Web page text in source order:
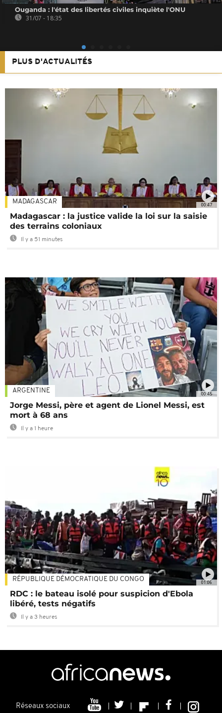
Ouganda : l'état des libertés civiles inquiète l'ONU
31/07 - 18:35
PLUS D'ACTUALITÉS
00:47
MADAGASCAR
Madagascar : la justice valide la loi sur la saisie
des terrains coloniaux
Il y a 51 minutes
00:45
ARGENTINE
Jorge Messi, père et agent de Lionel Messi, est
mort à 68 ans
Il y a 1 heure
01:06
RÉPUBLIQUE DÉMOCRATIQUE DU CONGO
RDC : le bateau isolé pour suspicion d'Ebola
libéré, tests négatifs
Il y a 3 heures
Réseaux sociaux